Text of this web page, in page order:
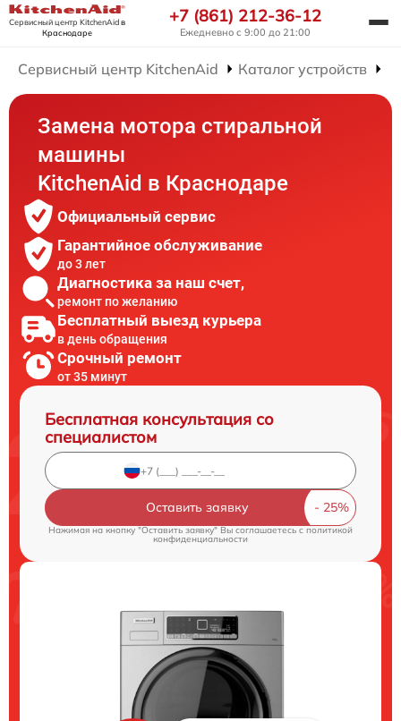
Сервисный центр KitchenAidв
Краснодаре
+7 (861) 212-36-12
Ежедневно с 9:00 до 21:00
Сервисный центр KitchenAid Каталог устройств
Замена мотора стиральной
машины
KitchenAid в Краснодаре
Официальный сервис
Гарантийное обслуживание
до 3 лет
Диагностика за наш счет,
ремонт по желанию
Бесплатный выезд курьера
в день обращения
Срочный ремонт
от 35 минут
Бесплатная консультация со
специалистом
Оставить заявку
Нажимая на кнопку "Оставить заявку" Вы соглашаетесь cполитикой
конфиденциальности